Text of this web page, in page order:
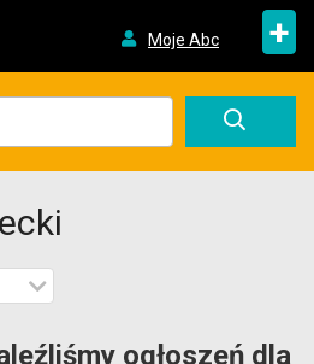
Moje Abc +
ogłoszeń dla